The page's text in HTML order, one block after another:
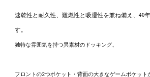
速乾性と耐久性、難燃性と吸湿性を兼ね備え、40
す。
独特な雰囲気を持つ異素材のドッキング。
フロントの2つポケット・背面の大きなゲームポケッ